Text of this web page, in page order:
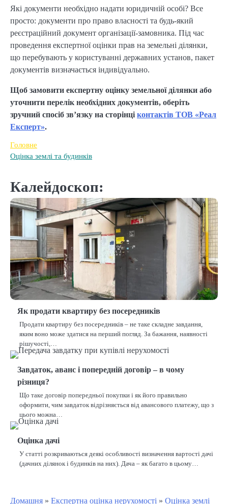
Які документи необхідно надати юридичній особі? Все
просто: документи про право власності та будь-який
реєстраційний документ організації-замовника. Під час
проведення експертної оцінки прав на земельні ділянки,
що перебувають у користуванні державних установ, пакет
документів визначається індивідуально.
Щоб замовити експертну оцінку земельної ділянки або
уточнити перелік необхідних документів, оберіть
зручний спосіб зв’язку на сторінці контактів ТОВ «Реал
Експерт».
Головне
Оцінка землі та будинків
Калейдоскоп:
Як продати квартиру без посередників
Продати квартиру без посередників – не таке складне завдання,
яким воно може здатися на перший погляд. За бажання, наявності
рішучості,…
Завдаток, аванс і попередній договір – в чому
різниця?
Що таке договір попередньої покупки і як його правильно
оформити, чим завдаток відрізняється від авансового платежу, що з
цього можна…
Оцінка дачі
У статті розкриваються деякі особливості визначення вартості дачі
(дачних ділянок і будинків на них). Дача – як багато в цьому…
Домашня » Експертна оцінка нерухомості » Оцінка землі